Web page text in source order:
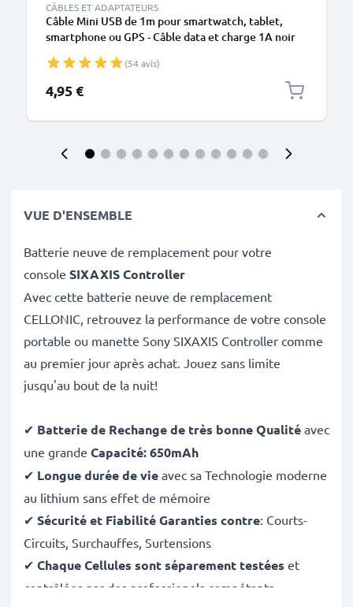
CÂBLES ET ADAPTATEURS
Câble Mini USB de 1m pour smartwatch, tablet,
smartphone ou GPS - Câble data et charge 1A noir
(54 avis)
4,95 €
VUE D'ENSEMBLE
Batterie neuve de remplacement pour votre
console SIXAXIS Controller
Avec cette batterie neuve de remplacement
CELLONIC, retrouvez la performance de votre console
portable ou manette Sony SIXAXIS Controller comme
au premier jour après achat. Jouez sans limite
jusqu'au bout de la nuit!
✔ Batterie de Rechange de très bonne Qualité avec
une grande Capacité: 650mAh
✔ Longue durée de vie avec sa Technologie moderne
au lithium sans effet de mémoire
✔ Sécurité et Fiabilité Garanties contre: Courts-
Circuits, Surchauffes, Surtensions
✔ Chaque Cellules sont séparement testées et
contrôlées par des professionels compétants